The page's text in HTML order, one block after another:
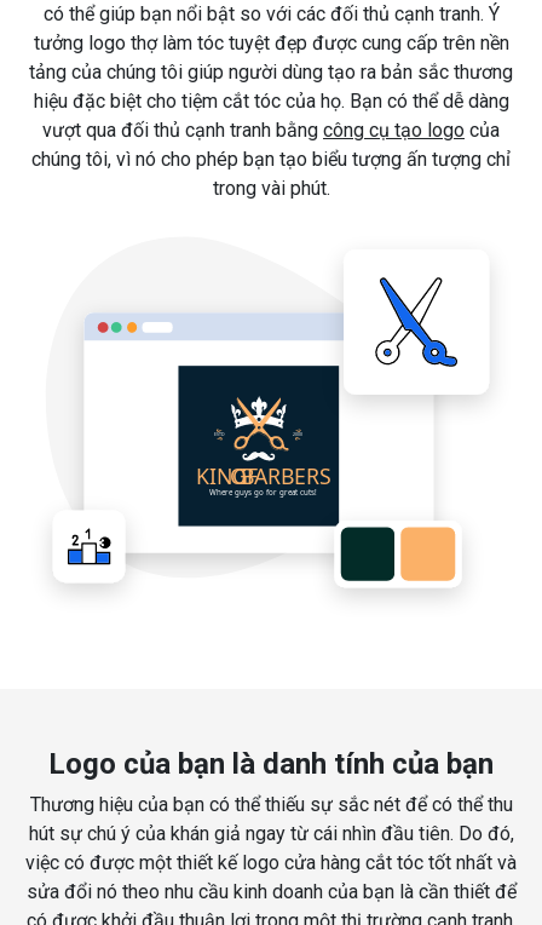
có thể giúp bạn nổi bật so với các đối thủ cạnh tranh. Ý
tưởng logo thợ làm tóc tuyệt đẹp được cung cấp trên nền
tảng của chúng tôi giúp người dùng tạo ra bản sắc thương
hiệu đặc biệt cho tiệm cắt tóc của họ. Bạn có thể dễ dàng
vượt qua đối thủ cạnh tranh bằng công cụ tạo logo của
chúng tôi, vì nó cho phép bạn tạo biểu tượng ấn tượng chỉ
trong vài phút.
Logo của bạn là danh tính của bạn
Thương hiệu của bạn có thể thiếu sự sắc nét để có thể thu
hút sự chú ý của khán giả ngay từ cái nhìn đầu tiên. Do đó,
việc có được một thiết kế logo cửa hàng cắt tóc tốt nhất và
sửa đổi nó theo nhu cầu kinh doanh của bạn là cần thiết để